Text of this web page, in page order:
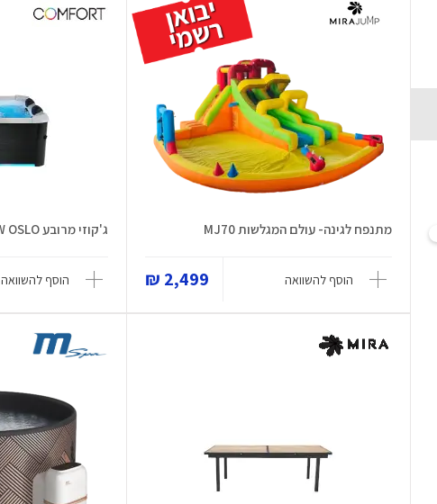
מתנפח לגינה- עולם המגלשות MJ70
הוסף להשוואה 2,499 ₪
ג'קוזי מרובע MSPA F-OL063W OSLO
הוסף להשוואה